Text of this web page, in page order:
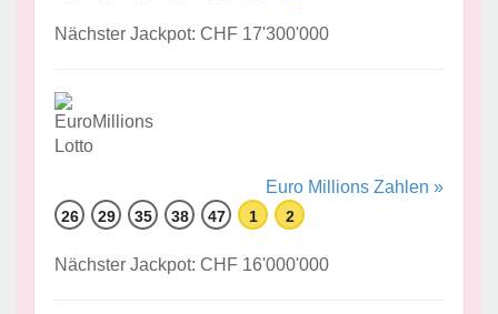
Nächster Jackpot: CHF 17'300'000
Euro Millions Zahlen »
26 29 35 38 47 1 2
Nächster Jackpot: CHF 16'000'000